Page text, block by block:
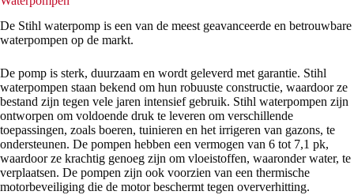
De Stihl waterpomp is een van de meest geavanceerde en betrouwbare
waterpompen op de markt.
De pomp is sterk, duurzaam en wordt geleverd met garantie. Stihl
waterpompen staan bekend om hun robuuste constructie, waardoor ze
bestand zijn tegen vele jaren intensief gebruik. Stihl waterpompen zijn
ontworpen om voldoende druk te leveren om verschillende
toepassingen, zoals boeren, tuinieren en het irrigeren van gazons, te
ondersteunen. De pompen hebben een vermogen van 6 tot 7,1 pk,
waardoor ze krachtig genoeg zijn om vloeistoffen, waaronder water, te
verplaatsen. De pompen zijn ook voorzien van een thermische
motorbeveiliging die de motor beschermt tegen oververhitting.